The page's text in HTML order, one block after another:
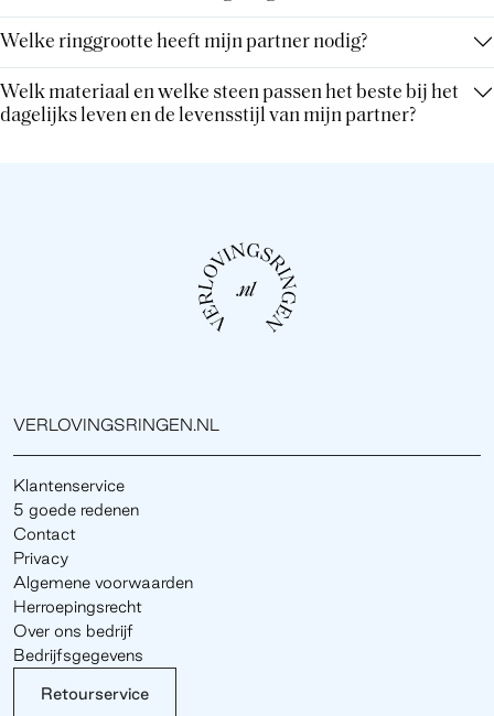
Welke ringgrootte heeft mijn partner nodig?
Welk materiaal en welke steen passen het beste bij het
dagelijks leven en de levensstijl van mijn partner?
VERLOVINGSRINGEN.NL
Klantenservice
5 goede redenen
Contact
Privacy
Algemene voorwaarden
Herroepingsrecht
Over ons bedrijf
Bedrijfsgegevens
Retourservice